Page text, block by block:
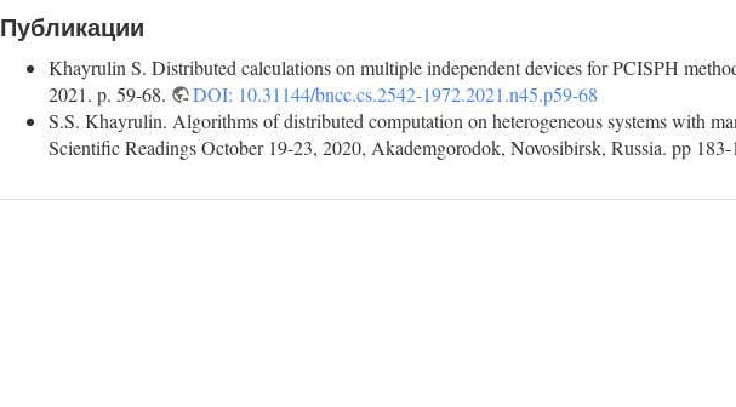
Публикации
Khayrulin S. Distributed calculations on multiple independent devices for PCISPH
2021. p. 59-68.
DOI: 10.31144/bncc.cs.2542-1972.2021.n45.p59-68
S.S. Khayrulin. Algorithms of distributed computation on heterogeneous systems with
Scientific Readings October 19-23, 2020, Akademgorodok, Novosibirsk, Russia. pp 183-